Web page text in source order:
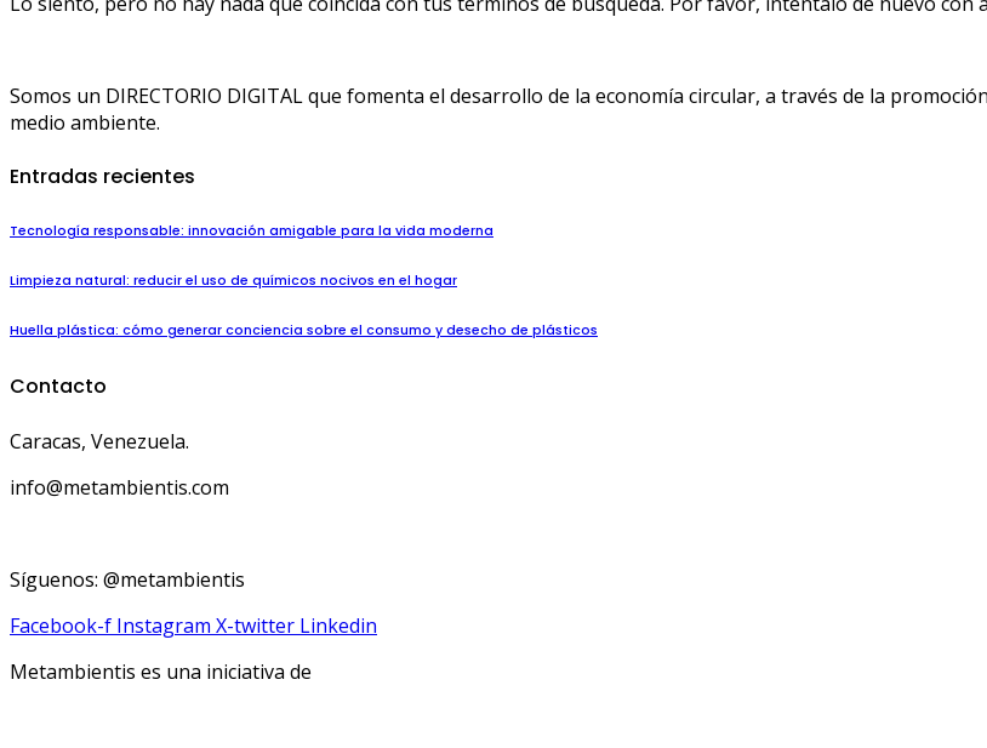
Somos un DIRECTORIO DIGITAL que fomenta el desarrollo de la economía circular, a través de la
medio ambiente.
Entradas recientes
Tecnología responsable: innovación amigable para la vida moderna
Limpieza natural: reducir el uso de químicos nocivos en el hogar
Huella plástica: cómo generar conciencia sobre el consumo y desecho de plásticos
Contacto
Caracas, Venezuela.
info@metambientis.com
Síguenos: @metambientis
Facebook-f Instagram X-twitter Linkedin
Metambientis es una iniciativa de